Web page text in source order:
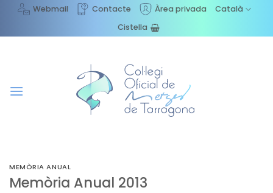
content
Webmail Contacte Àrea privada
Català
Cistella
MEMÒRIA ANUAL
Memòria Anual 2013